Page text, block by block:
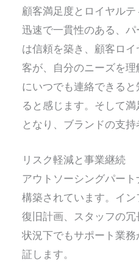
顧客満足度とロイヤルテ
迅速で一貫性のある、
は信頼を築き、顧客ロ
客が、自分のニーズを
にいつでも連絡できる
ると感じます。そして
となり、ブランドの支持
リスク軽減と事業継続
アウトソーシングパー
構築されています。イ
復旧計画、スタッフの
状況下でもサポート業
証します。